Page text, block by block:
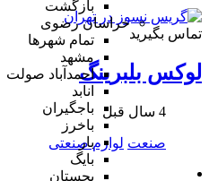
بازگشت
خراسان رضوی
تمام شهر‌ها
مشهد
احمدآباد صولت
انابد
باجگیران
باخرز
بار
بایگ
بجستان
تماس بگیرید
لوکس بلبرینگ
4 سال قبل
صنعت لوازم صنعتی